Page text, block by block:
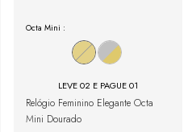
Octa Mini :
LEVE 02 E PAGUE 01
Relógio Feminino Elegante Octa
Mini Dourado